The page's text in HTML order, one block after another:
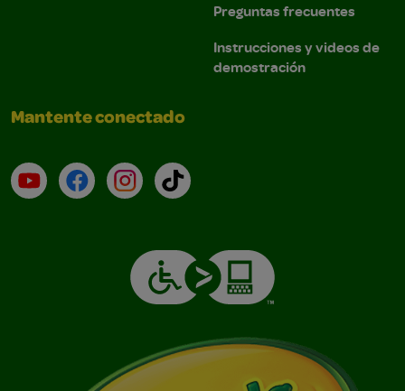
Preguntas frecuentes
Instrucciones y videos de
demostración
Mantente conectado
YouTube (en inglés)
Facebook (en inglés)
Instagram (en inglés)
TikTok